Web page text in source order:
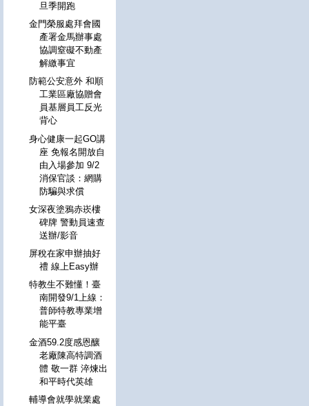
旦季開跑
金門榮服處拜會國
產署金馬辦事處
協調窒礙不動產
解繳事宜
防範公安意外 和順
工業區廠協贈會
員基層員工反光
背心
身心健康一起GO講
座 免報名開放自
由入場參加 9/2
消保官談：網購
防騙與求償
女深夜塗鴉赤崁樓
碑牌 警動員速查
送辦/影音
屏稅在家申辦抽好
禮 線上Easy辦
特教生不難懂！臺
南開發9/1上線：
普師特教專業增
能平臺
金酒59.2度感恩釀
老廠陳高特調酒
體 敬一群 淬煉出
和平時代英雄
輔導會就學就業處